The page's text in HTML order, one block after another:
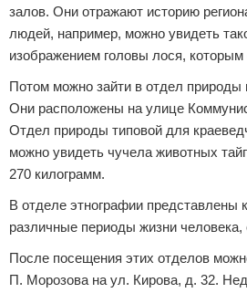
залов. Они отражают историю
людей, например, можно увидеть
изображением головы лося, которым
Потом можно зайти в отдел природы
Они расположены на улице
Отдел природы типовой для
можно увидеть чучела животных
270 килограмм.
В отделе этнографии представлены
различные периоды жизни
После посещения этих отделов
П. Морозова на ул. Кирова, д. 32.